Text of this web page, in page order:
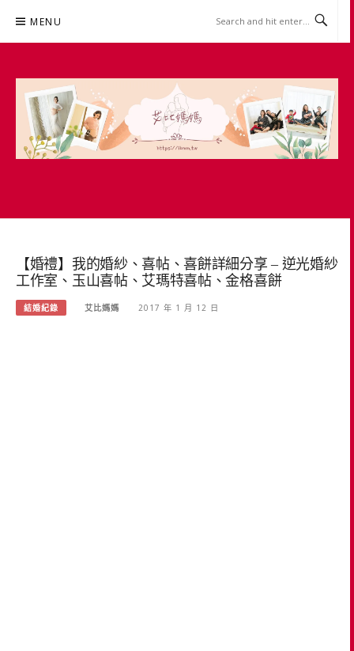
content
MENU
【婚禮】我的婚紗、喜帖、喜餅詳細分享 – 逆光婚紗
工作室、玉山喜帖、艾瑪特喜帖、金格喜餅
結婚紀錄 艾比媽媽 2017 年 1 月 12 日